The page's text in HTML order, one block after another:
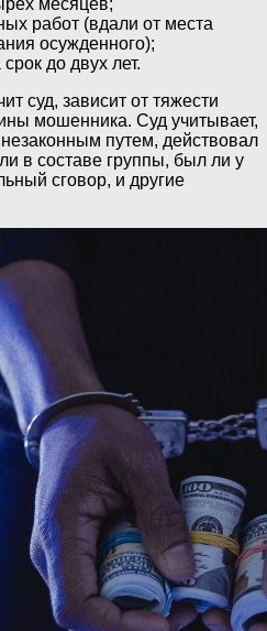
работ (вдали от места
осужденного);
до двух лет.
суд, зависит от тяжести
мошенника. Суд учитывает,
путем, действовал
в составе группы, был ли у
сговор, и другие